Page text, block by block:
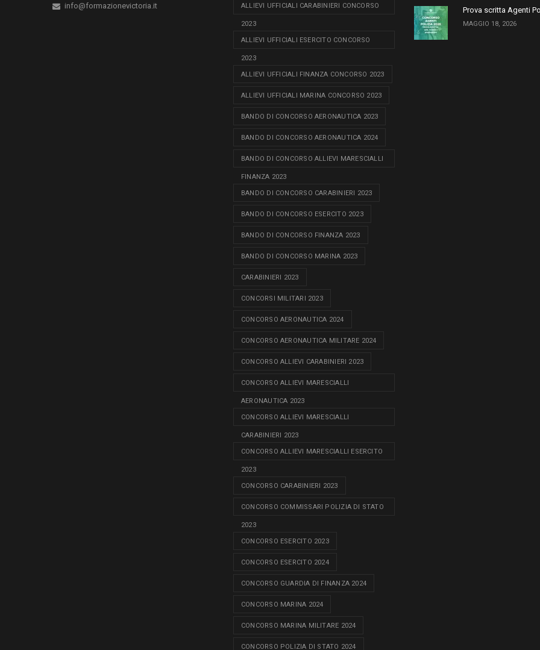
info@formazionevictoria.it
ALLIEVI UFFICIALI CARABINIERI CONCORSO
2023
ALLIEVI UFFICIALI ESERCITO CONCORSO
2023
ALLIEVI UFFICIALI FINANZA CONCORSO 2023
ALLIEVI UFFICIALI MARINA CONCORSO 2023
BANDO DI CONCORSO AERONAUTICA 2023
BANDO DI CONCORSO AERONAUTICA 2024
BANDO DI CONCORSO ALLIEVI MARESCIALLI
FINANZA 2023
BANDO DI CONCORSO CARABINIERI 2023
BANDO DI CONCORSO ESERCITO 2023
BANDO DI CONCORSO FINANZA 2023
BANDO DI CONCORSO MARINA 2023
CARABINIERI 2023
CONCORSI MILITARI 2023
CONCORSO AERONAUTICA 2024
CONCORSO AERONAUTICA MILITARE 2024
CONCORSO ALLIEVI CARABINIERI 2023
CONCORSO ALLIEVI MARESCIALLI
AERONAUTICA 2023
CONCORSO ALLIEVI MARESCIALLI
CARABINIERI 2023
CONCORSO ALLIEVI MARESCIALLI ESERCITO
2023
CONCORSO CARABINIERI 2023
CONCORSO COMMISSARI POLIZIA DI STATO
2023
CONCORSO ESERCITO 2023
CONCORSO ESERCITO 2024
CONCORSO GUARDIA DI FINANZA 2024
CONCORSO MARINA 2024
CONCORSO MARINA MILITARE 2024
CONCORSO POLIZIA DI STATO 2024
Prova scritta Agenti
MAGGIO 18, 2026